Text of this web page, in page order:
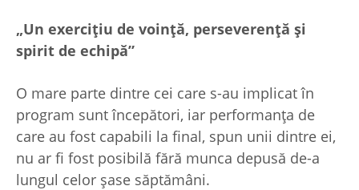
„Un exercițiu de voință, perseverență și
spirit de echipă”
O mare parte dintre cei care s-au implicat în
program sunt începători, iar performanța de
care au fost capabili la final, spun unii dintre ei,
nu ar fi fost posibilă fără munca depusă de-a
lungul celor șase săptămâni.